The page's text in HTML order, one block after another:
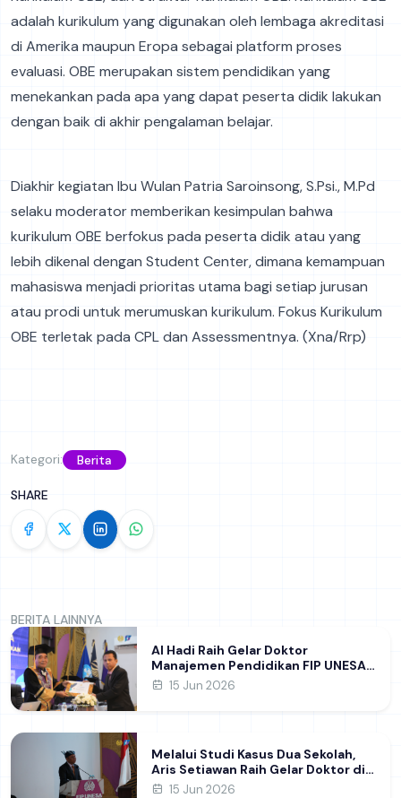
adalah kurikulum yang digunakan oleh lembaga akreditasi
di Amerika maupun Eropa sebagai platform proses
evaluasi. OBE merupakan sistem pendidikan yang
menekankan pada apa yang dapat peserta didik lakukan
dengan baik di akhir pengalaman belajar.
Diakhir kegiatan Ibu Wulan Patria Saroinsong, S.Psi., M.Pd
selaku moderator memberikan kesimpulan bahwa
kurikulum OBE berfokus pada peserta didik atau yang
lebih dikenal dengan Student Center, dimana kemampuan
mahasiswa menjadi prioritas utama bagi setiap jurusan
atau prodi untuk merumuskan kurikulum. Fokus Kurikulum
OBE terletak pada CPL dan Assessmentnya. (Xna/Rrp)
Kategori: Berita
SHARE
BERITA LAINNYA
Al Hadi Raih Gelar Doktor
Manajemen Pendidikan FIP UNESA
melalui Riset Pembentukan
15 Jun 2026
Melalui Studi Kasus Dua Sekolah,
Aris Setiawan Raih Gelar Doktor di
FIP UNESA Usai Kupas Manajemen
15 Jun 2026